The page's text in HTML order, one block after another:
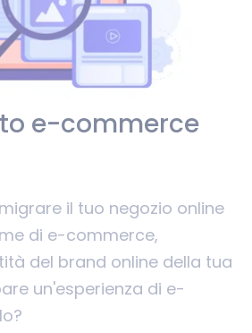
e-commerce
il tuo negozio online
di e-commerce,
del brand online della tua
un'esperienza di e-